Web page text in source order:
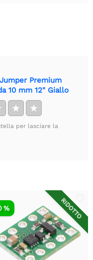
Premium
10 mm 12" Giallo
★ ★
per lasciare la
RIDOTTO
%